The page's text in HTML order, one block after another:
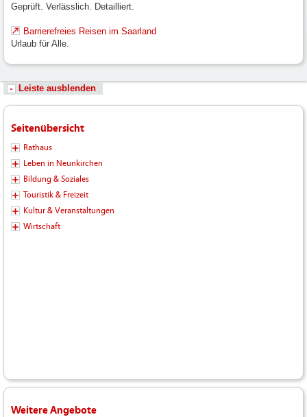
Geprüft. Verlässlich. Detailliert.
Barrierefreies Reisen im Saarland
Urlaub für Alle.
Leiste ausblenden
Seitenübersicht
Rathaus
Leben in Neunkirchen
Bildung & Soziales
Touristik & Freizeit
Kultur & Veranstaltungen
Wirtschaft
Weitere Angebote